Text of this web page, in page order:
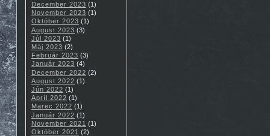
December 2023 (1)
November 2023 (1)
Október 2023 (1)
August 2023 (3)
Júl 2023 (1)
Máj 2023 (2)
Február 2023 (3)
Január 2023 (4)
December 2022 (2)
August 2022 (1)
Jún 2022 (1)
Apríl 2022 (1)
Marec 2022 (1)
Január 2022 (1)
November 2021 (1)
Október 2021 (2)